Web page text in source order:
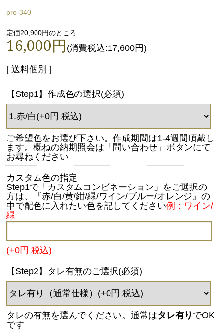
pro-340
定価20,900円のところ
16,000円 (消費税込:17,600円)
[ 送料個別 ]
【Step1】作成色の選択(必須)
ご希望色をお選び下さい。作成期間は1-4週間頂戴し
ます。概ねの納期照会は「問い合わせ」ボタンにて
お尋ねください
カスタム色の指定
Step1で「カスタムコンビネーション」をご選択の
方は、『赤/白/黄/紺/緑/ワイン/ブルー/オレンジ』の
中で配色に入れたい色を記してください例：ワイン/
緑
(+0円 税込)
【Step2】タレ有無のご選択(必須)
タレの有無を選んでください。通常はタレ有り でOK
です